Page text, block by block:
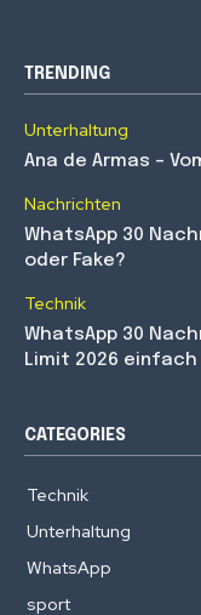
TRENDING
Unterhaltung
Ana de Armas –
Nachrichten
WhatsApp 30
oder Fake?
Technik
WhatsApp 30
Limit 2026
CATEGORIES
Technik
Unterhaltung
WhatsApp
sport